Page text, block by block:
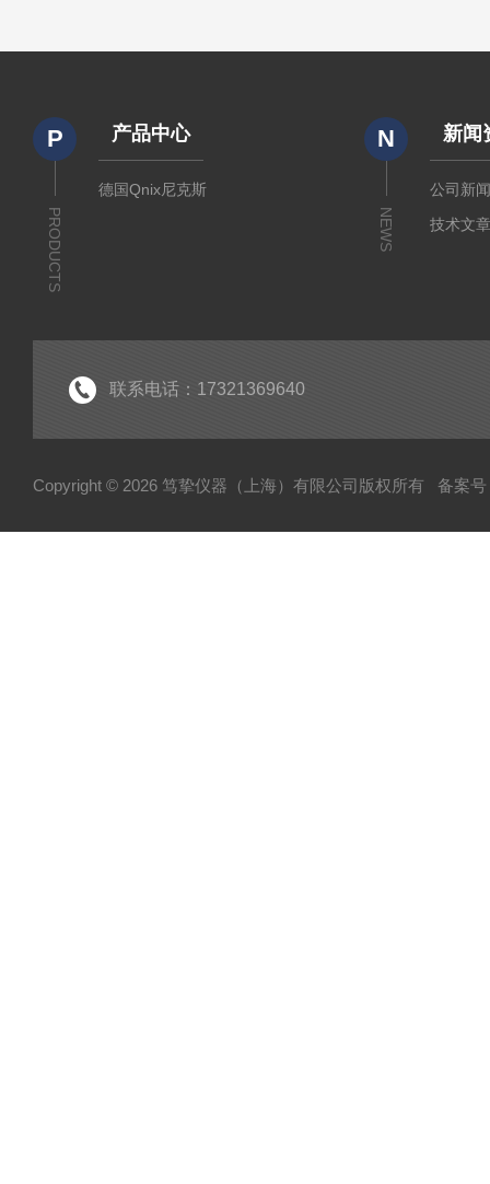
P
PRODUCTS
产品中心
德国Qnix尼克斯
N
NEWS
新闻
公司新
技术文
联系电话：17321369640
Copyright © 2026 笃挚仪器（上海）有限公司版权所有 备案号